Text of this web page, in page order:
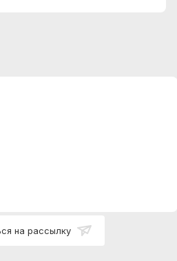
на рассылку